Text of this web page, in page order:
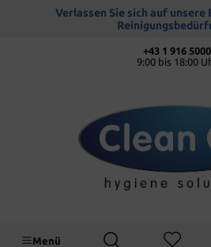
springenVerlassen Sie sich auf
+43 1 916 5000
9:00 bis 18:00
Menü